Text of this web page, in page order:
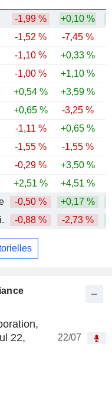
22,
22/07
-1,99 % +0,10 %
-1,52 % -7,45 %
-1,10 % +0,33 %
-1,00 % +1,10 %
+0,54 % +3,59 %
+0,65 % -3,25 %
-1,11 % +0,65 %
-1,55 % -1,55 %
-0,29 % +3,50 %
+2,51 % +4,51 %
-0,50 % +0,17 %
-0,88 % -2,73 %